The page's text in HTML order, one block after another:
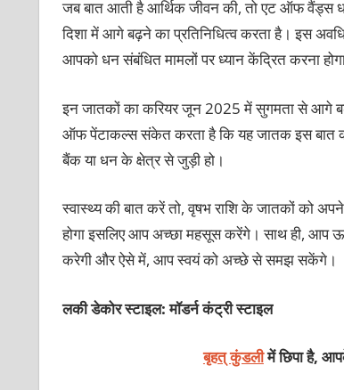
जब बात आती है आर्थिक जीवन की, तोएट ऑफ वैंड्स
दिशा में आगे बढ़ने का प्रतिनिधित्व करता है। इस
आपको धन संबंधित मामलों पर ध्यान केंद्रित करना
इन जातकों का करियर जून 2025 में सुगमता से आगे
ऑफ पेंटाकल्स संकेत करता है कि यह जातक इस बात को
बैंक या धन के क्षेत्र से जुड़ी हो।
स्वास्थ्य की बात करें तो, वृषभ राशि के जातकों को
होगा इसलिए आप अच्छा महसूस करेंगे। साथ ही, आप
करेगी और ऐसे में, आप स्वयं को अच्छे से समझ सकेंगे।
लकी डेकोर स्टाइल: मॉडर्न कंट्री स्टाइल
बृहत् कुंडलीमें छिपा है,